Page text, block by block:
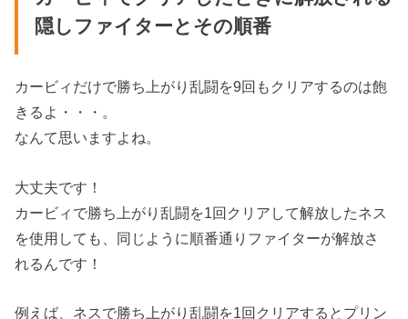
隠しファイターとその順番
カービィだけで勝ち上がり乱闘を9回もクリアするのは飽
きるよ・・・。
なんて思いますよね。
大丈夫です！
カービィで勝ち上がり乱闘を1回クリアして解放したネス
を使用しても、同じように順番通りファイターが解放さ
れるんです！
例えば、ネスで勝ち上がり乱闘を1回クリアするとプリン